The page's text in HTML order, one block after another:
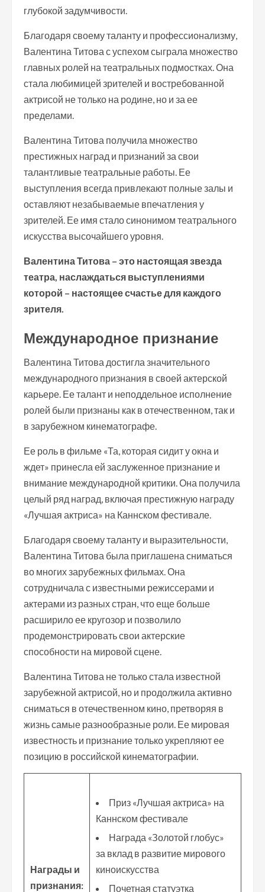
глубокой задумчивости.
Благодаря своему таланту и профессионализму,
Валентина Титова с успехом сыграла множество
главных ролей на театральных подмостках. Она
стала любимицей зрителей и востребованной
актрисой не только на родине, но и за ее
пределами.
Валентина Титова получила множество
престижных наград и признаний за свои
талантливые театральные работы. Ее
выступления всегда привлекают полные залы и
оставляют незабываемые впечатления у
зрителей. Ее имя стало синонимом театрального
искусства высочайшего уровня.
Валентина Титова – это настоящая звезда
театра, наслаждаться выступлениями
которой – настоящее счастье для каждого
зрителя.
Международное признание
Валентина Титова достигла значительного
международного признания в своей актерской
карьере. Ее талант и неподдельное исполнение
ролей были признаны как в отечественном, так и
в зарубежном кинематографе.
Ее роль в фильме «Та, которая сидит у окна и
ждет» принесла ей заслуженное признание и
внимание международной критики. Она получила
целый ряд наград, включая престижную награду
«Лучшая актриса» на Каннском фестивале.
Благодаря своему таланту и выразительности,
Валентина Титова была приглашена сниматься
во многих зарубежных фильмах. Она
сотрудничала с известными режиссерами и
актерами из разных стран, что еще больше
расширило ее кругозор и позволило
продемонстрировать свои актерские
способности на мировой сцене.
Валентина Титова не только стала известной
зарубежной актрисой, но и продолжила активно
сниматься в отечественном кино, претворяя в
жизнь самые разнообразные роли. Ее мировая
известность и признание только укрепляют ее
позицию в российской кинематографии.
Награды и
признания:
Приз «Лучшая актриса» на
Каннском фестивале
Награда «Золотой глобус»
за вклад в развитие мирового
киноискусства
Почетная статуэтка